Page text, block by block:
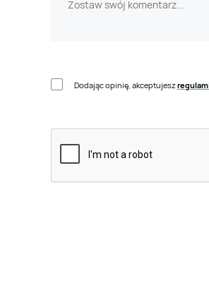
Dodając opinię, akceptujesz